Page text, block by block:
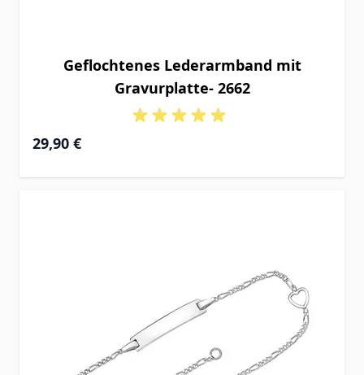
Geflochtenes Lederarmband mit
Gravurplatte- 2662
29,90 €